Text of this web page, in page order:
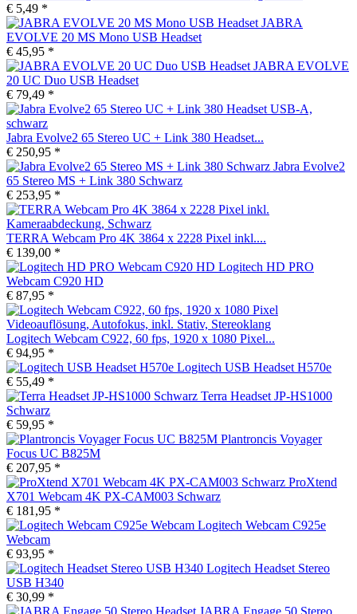
€ 5,49 *
JABRA
EVOLVE 20 MS Mono USB Headset
€ 45,95 *
JABRA EVOLVE
20 UC Duo USB Headset
€ 79,49 *
Jabra Evolve2 65 Stereo UC + Link 380 Headset...
€ 250,95 *
Jabra Evolve2
65 Stereo MS + Link 380 Schwarz
€ 253,95 *
TERRA Webcam Pro 4K 3864 x 2228 Pixel inkl....
€ 139,00 *
Logitech HD PRO
Webcam C920 HD
€ 87,95 *
Logitech Webcam C922, 60 fps, 1920 x 1080 Pixel...
€ 94,95 *
Logitech USB Headset H570e
€ 55,49 *
Terra Headset JP-HS1000
Schwarz
€ 59,95 *
Plantroncis Voyager
Focus UC B825M
€ 207,95 *
ProXtend
X701 Webcam 4K PX-CAM003 Schwarz
€ 181,95 *
Logitech Webcam C925e
Webcam
€ 93,95 *
Logitech Headset Stereo
USB H340
€ 30,99 *
JABRA Engage 50 Stereo